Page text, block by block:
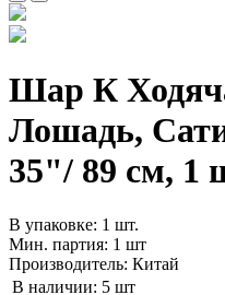
Шар К
Лошадь,
35"/ 89 см, 1
В упаковке: 1 шт.
Мин. партия: 1 шт
Производитель: Китай
В наличии: 5 шт